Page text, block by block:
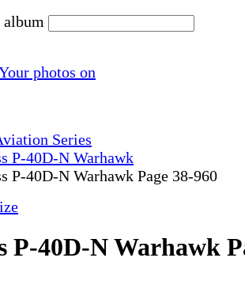
album
Series
P-40D-N Warhawk
P-40D-N Warhawk Page 38-960
P-40D-N Warhawk